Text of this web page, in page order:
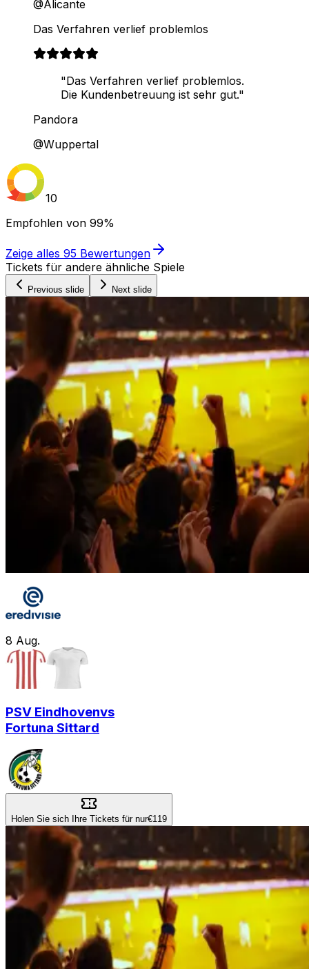
@Alicante
Das Verfahren verlief problemlos
"Das Verfahren verlief problemlos.
Die Kundenbetreuung ist sehr gut."
Pandora
@Wuppertal
10
Empfohlen von 99%
Zeige alles 95 Bewertungen
Tickets für andere ähnliche Spiele
Previous slide Next slide
8 Aug.
PSV Eindhovenvs
Fortuna Sittard
Holen Sie sich Ihre Tickets für nur€119